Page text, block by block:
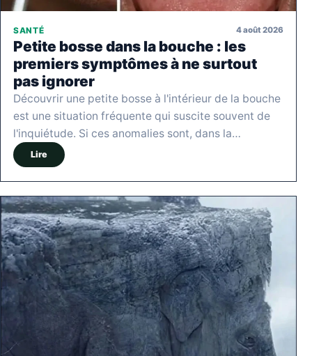
SANTÉ 4 août 2026
Petite bosse dans la bouche : les
premiers symptômes à ne surtout
pas ignorer
Découvrir une petite bosse à l'intérieur de la bouche
est une situation fréquente qui suscite souvent de
l'inquiétude. Si ces anomalies sont, dans la…
Lire